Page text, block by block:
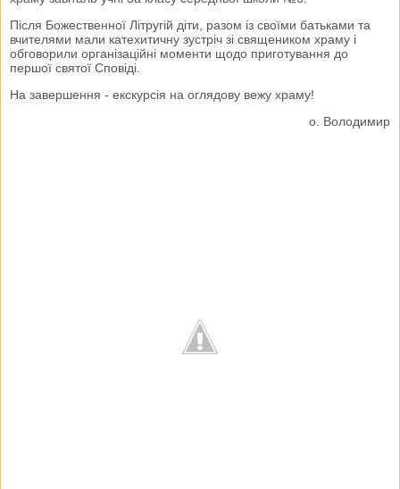
Після Божественної Літругій діти, разом із своїми батьками та
вчителями мали катехитичну зустріч зі священиком храму і
обговорили організаційні моменти щодо приготування до
першої святої Сповіді.
На завершення - екскурсія на оглядову вежу храму!
о. Володимир